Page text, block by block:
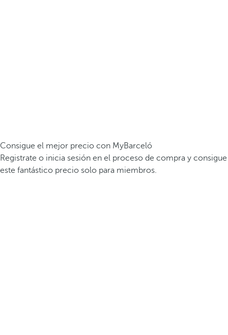
Consigue el mejor precio con MyBarceló
Registrate o inicia sesión en el proceso de compra y consigue
este fantástico precio solo para miembros.